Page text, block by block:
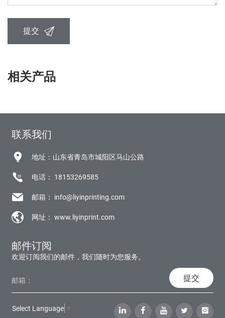
提交
相关产品
联系我们
地址：山东省青岛市城阳区马山公路
电话： 18153269585
邮箱： info@liyinprinting.com
网址：www.liyinprint.com
邮件订阅
欢迎订阅我们的邮件，我们随时为您服务。
提交
Select Language